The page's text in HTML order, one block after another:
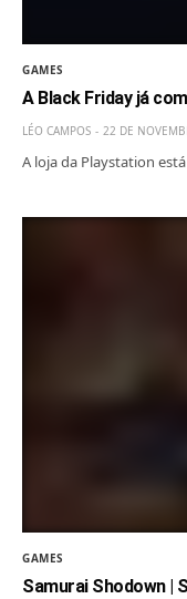
GAMES
A Black Friday já
LÉO CAMPOS 22 DE
A loja da Playstation
GAMES
Samurai Shodown |